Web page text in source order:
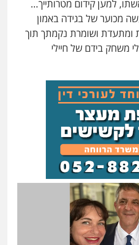
למען קידום מטרותייך…
מכוער של בגידה באמון
ומתעדת ושומרת נקמתך תוך
בידם של חיילי